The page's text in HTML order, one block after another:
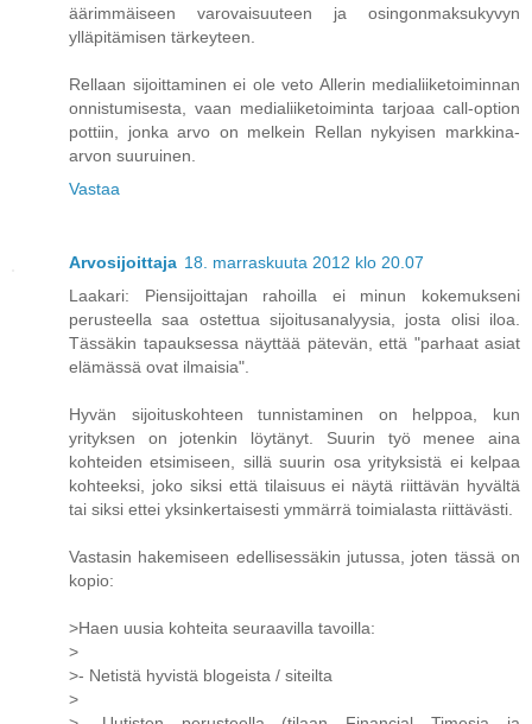
äärimmäiseen varovaisuuteen ja osingonmaksukyvyn
ylläpitämisen tärkeyteen.
Rellaan sijoittaminen ei ole veto Allerin medialiiketoiminnan
onnistumisesta, vaan medialiiketoiminta tarjoaa call-option
pottiin, jonka arvo on melkein Rellan nykyisen markkina-
arvon suuruinen.
Vastaa
Arvosijoittaja 18. marraskuuta 2012 klo 20.07
Laakari: Piensijoittajan rahoilla ei minun kokemukseni
perusteella saa ostettua sijoitusanalyysia, josta olisi iloa.
Tässäkin tapauksessa näyttää pätevän, että "parhaat asiat
elämässä ovat ilmaisia".
Hyvän sijoituskohteen tunnistaminen on helppoa, kun
yrityksen on jotenkin löytänyt. Suurin työ menee aina
kohteiden etsimiseen, sillä suurin osa yrityksistä ei kelpaa
kohteeksi, joko siksi että tilaisuus ei näytä riittävän hyvältä
tai siksi ettei yksinkertaisesti ymmärrä toimialasta riittävästi.
Vastasin hakemiseen edellisessäkin jutussa, joten tässä on
kopio:
>Haen uusia kohteita seuraavilla tavoilla:
>
>- Netistä hyvistä blogeista / siteilta
>